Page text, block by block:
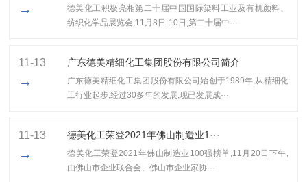
→
德美化工积极亮相第二十届中国国际染料工业及有机颜料、
纺织化学品展览会,11月8日-10日,第二十届中···
11-13
→
广东德美精细化工集团股份有限公司简介
广东德美精细化工集团股份有限公司始创于1989年,从精细化
工行业起步,经过30多年的发展,现已发展成···
11-13
→
​德美化工荣登2021年佛山制造业1···
​德美化工荣登2021年佛山制造业100强榜单,11月20日下午,
由佛山市企业联合会、佛山市企业家协···